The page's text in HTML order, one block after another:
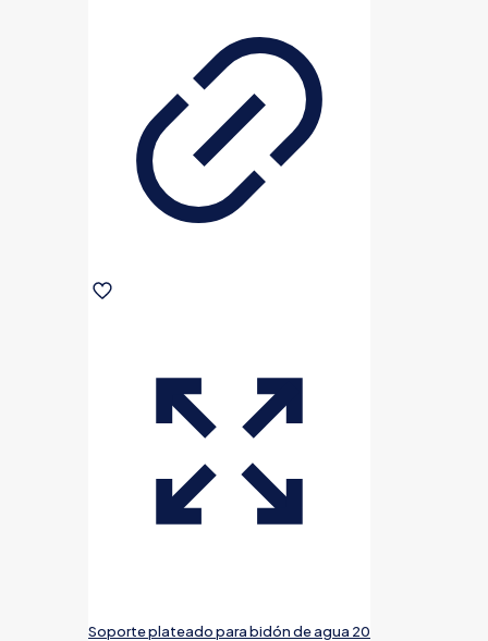
Soporte plateado para bidón de agua 20